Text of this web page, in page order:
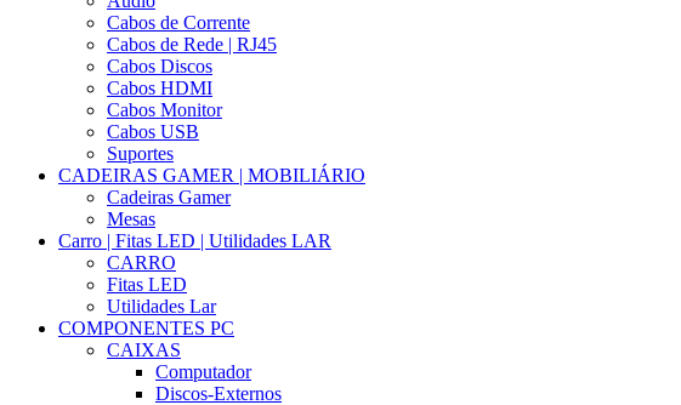
Cabos de Corrente
Cabos de Rede | RJ45
Cabos Discos
Cabos HDMI
Cabos Monitor
Cabos USB
Suportes
CADEIRAS GAMER | MOBILIÁRIO
Cadeiras Gamer
Mesas
Carro | Fitas LED | Utilidades LAR
CARRO
Fitas LED
Utilidades Lar
COMPONENTES PC
CAIXAS
Computador
Discos-Externos